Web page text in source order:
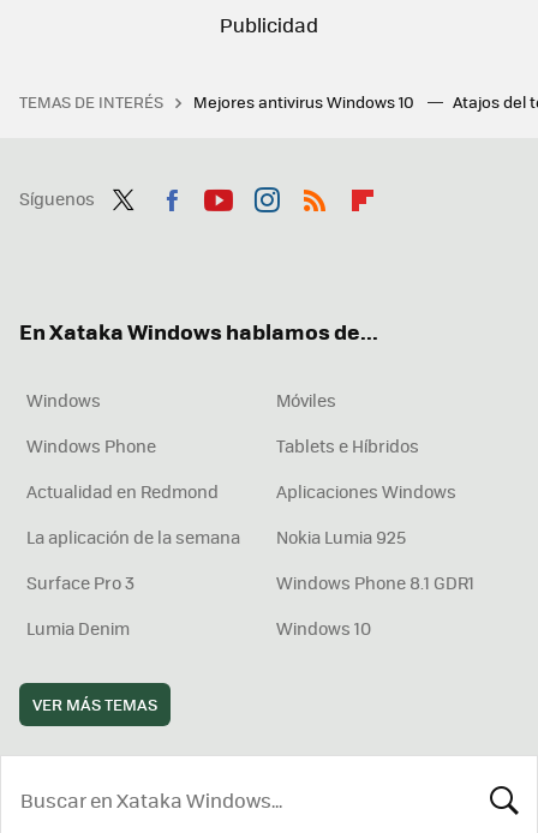
TEMAS DE INTERÉS Mejores antivirus Windows 10 Atajos del
Síguenos
En Xataka Windows hablamos de...
Windows
Móviles
Windows Phone
Tablets e Híbridos
Actualidad en Redmond
Aplicaciones Windows
La aplicación de la semana
Nokia Lumia 925
Surface Pro 3
Windows Phone 8.1 GDR1
Lumia Denim
Windows 10
VER MÁS TEMAS